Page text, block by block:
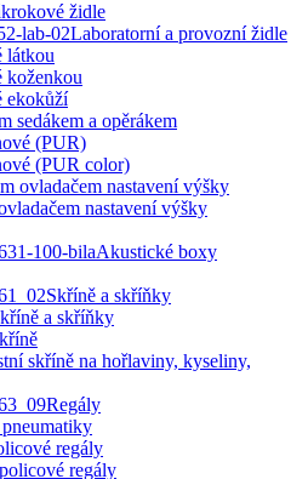
židle
Laboratorní a provozní židle
látkou
koženkou
ekokůží
sedákem a opěrákem
(PUR)
(PUR color)
ovladačem nastavení výšky
nastavení výšky
Akustické boxy
Skříně a skříňky
a skříňky
skříně na hořlaviny, kyseliny,
Regály
regály
regály